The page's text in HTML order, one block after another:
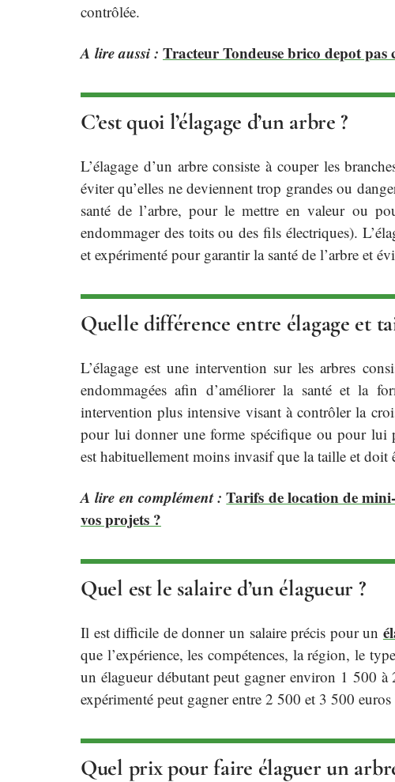
contrôlée.
A lire aussi : Tracteur Tondeuse brico depot
C’est quoi l’élagage d’un arbre ?
L’élagage d’un arbre consiste à couper les
éviter qu’elles ne deviennent trop grandes ou
santé de l’arbre, pour le mettre en valeur ou
endommager des toits ou des fils électriques).
et expérimenté pour garantir la santé de l’arbre et
Quelle différence entre élagage et
L’élagage est une intervention sur les arbres
endommagées afin d’améliorer la santé et la
intervention plus intensive visant à contrôler la
pour lui donner une forme spécifique ou pour lui
est habituellement moins invasif que la taille et
A lire en complément : Tarifs de location de
vos projets ?
Quel est le salaire d’un élagueur ?
Il est difficile de donner un salaire précis pour un
que l’expérience, les compétences, la région, le
un élagueur débutant peut gagner environ 1 500
expérimenté peut gagner entre 2 500 et 3 500
Quel prix pour faire élaguer un